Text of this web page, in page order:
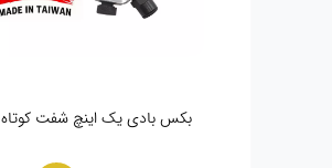
بکس بادی یک اینچ شفت کوتاه RY